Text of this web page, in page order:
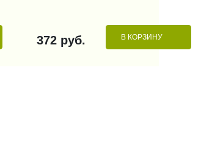
372 руб. В КОРЗИНУ